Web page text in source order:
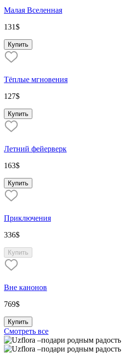
Малая Вселенная
131$
Купить
Тёплые мгновения
127$
Купить
Летний фейерверк
163$
Купить
Приключения
336$
Купить
Вне канонов
769$
Купить
Смотреть все